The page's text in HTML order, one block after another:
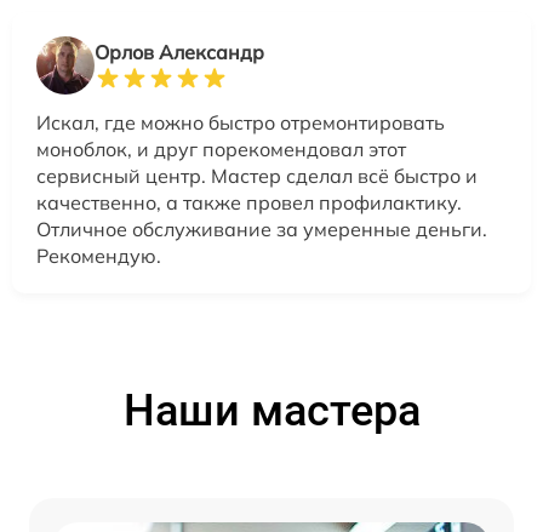
Орлов Александр
Искал, где можно быстро отремонтировать
моноблок, и друг порекомендовал этот
сервисный центр. Мастер сделал всё быстро и
качественно, а также провел профилактику.
Отличное обслуживание за умеренные деньги.
Рекомендую.
Наши мастера